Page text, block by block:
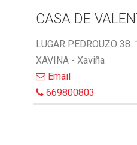
CASA DE
LUGAR PEDROUZO
XAVINA - Xaviña
Email
669800803